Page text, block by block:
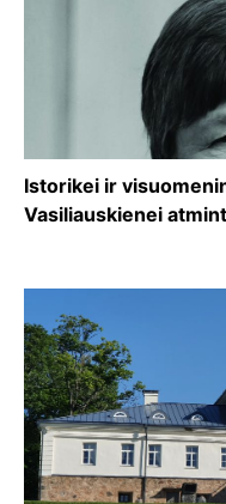
Istorikei ir
Vasiliauskienei